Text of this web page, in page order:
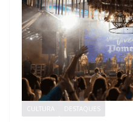
CULTURA DESTAQUES